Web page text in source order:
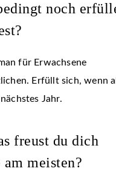
noch
für Erwachsene
Erfüllt sich, wenn
Jahr.
freust du dich
am meisten?